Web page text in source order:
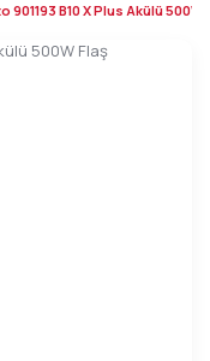
901193 B10 X Plus Akülü 500W